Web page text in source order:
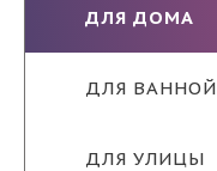
ДЛЯ ДОМА
ДЛЯ ВАННОЙ
ДЛЯ УЛИЦЫ